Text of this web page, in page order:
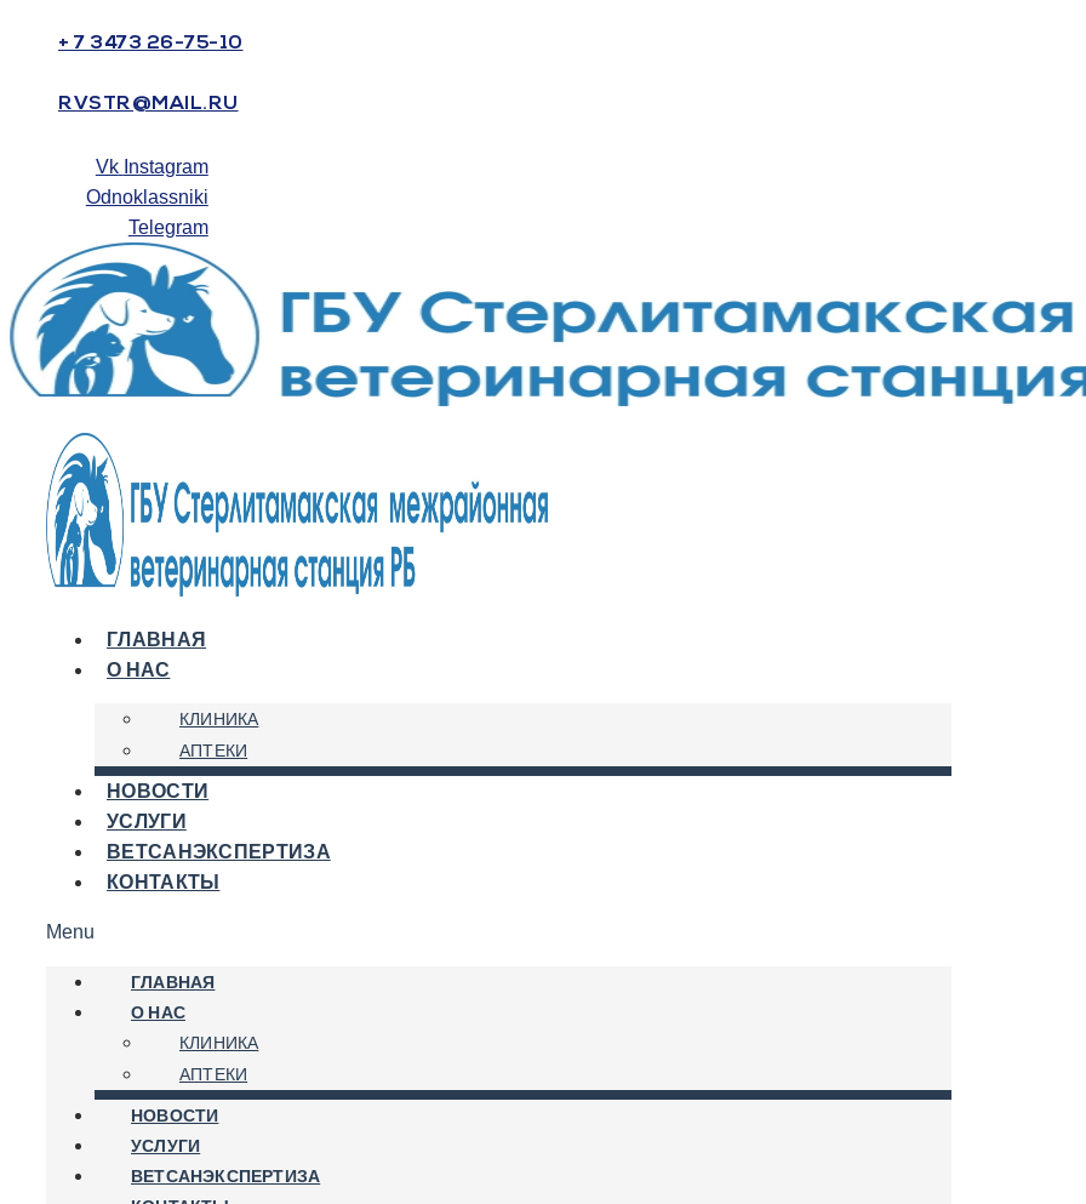
+ 7 3473 26-75-10
RVSTR@MAIL.RU
Vk Instagram
Odnoklassniki
Telegram
ГЛАВНАЯ
О НАС
КЛИНИКА
АПТЕКИ
НОВОСТИ
УСЛУГИ
ВЕТСАНЭКСПЕРТИЗА
КОНТАКТЫ
Menu
ГЛАВНАЯ
О НАС
КЛИНИКА
АПТЕКИ
НОВОСТИ
УСЛУГИ
ВЕТСАНЭКСПЕРТИЗА